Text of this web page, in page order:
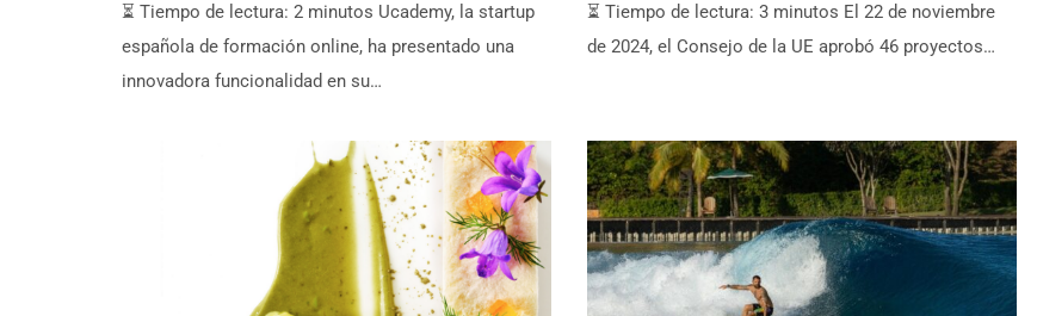
⏳ Tiempo de lectura: 2 minutos Ucademy, la startup
española de formación online, ha presentado una
innovadora funcionalidad en su…
⏳ Tiempo de lectura: 3 minutos El 22 de noviembre
de 2024, el Consejo de la UE aprobó 46 proyectos…